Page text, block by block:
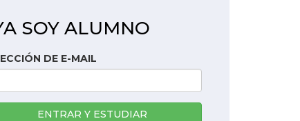
SOY ALUMNO
DE E-MAIL
ENTRAR Y ESTUDIAR